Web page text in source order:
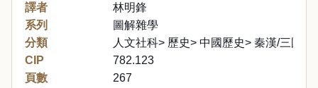
譯者
林明鋒
系列
圖解雜學
分類
人文社科> 歷史> 中國歷史> 秦漢/三國
CIP
782.123
頁數
267